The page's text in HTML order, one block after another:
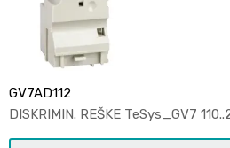
GV7AD112
DISKRIMIN. REŠKE TeSys_GV7